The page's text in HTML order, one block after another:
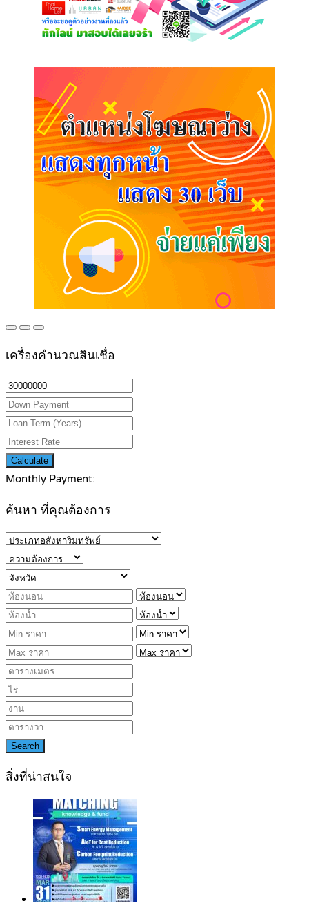
เครื่องคำนวณสินเชื่อ
Calculate
Monthly Payment:
ค้นหา ที่คุณต้องการ
Search
สิ่งที่น่าสนใจ